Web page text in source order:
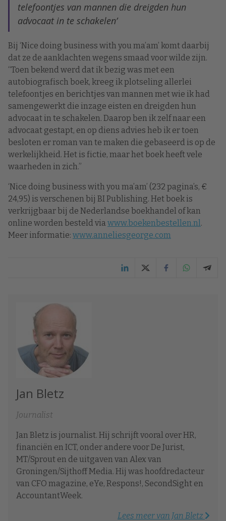
telefoontjes van mannen die dreigden hun
advocaat in te schakelen’
Bij ‘Nice doing business with you ma’am’ komt daarbij
dat ze de aanklachten wegens smaad voor wilde zijn.
“Toen bekend werd dat ik bezig was met een
autobiografisch boek, kreeg ik plotseling allerlei
telefoontjes en berichtjes van mannen met wie ik had
samengewerkt die inzage eisten en dreigden hun
advocaat in te schakelen. Daarop ben ik zelf naar een
advocaat gestapt, en op diens advies heb ik er toen
besloten er roman van te maken die gebaseerd is op de
werkelijkheid. Het is fictie, maar het boek heeft vele
waarheden in zich.”
‘Nice doing business with you ma’am’ (232 pagina’s, €
24,95) is verschenen bij BI Publishing. Het boek is
verkrijgbaar bij de Nederlandse boekhandel of kan
online worden besteld via www.boekenbestellen.nl .
Meer informatie: www.anneliesgeorge.com
Jan Bletz
Journalist
Jan Bletz is journalist. Hij schrijft vooral over HR,
financiën en ICT, onder andere voor De Jurist,
MT/Sprout en de uitgaven van Alex van
Groningen/Sijthoff Media. Hij was hoofdredacteur
van CFO magazine, eYe, Respons!, SecondSight en
AccountantWeek.
Lees meer van Jan Bletz